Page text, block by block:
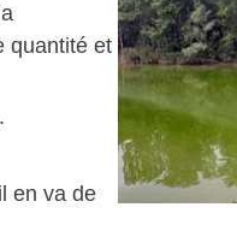
quantité et
en va de